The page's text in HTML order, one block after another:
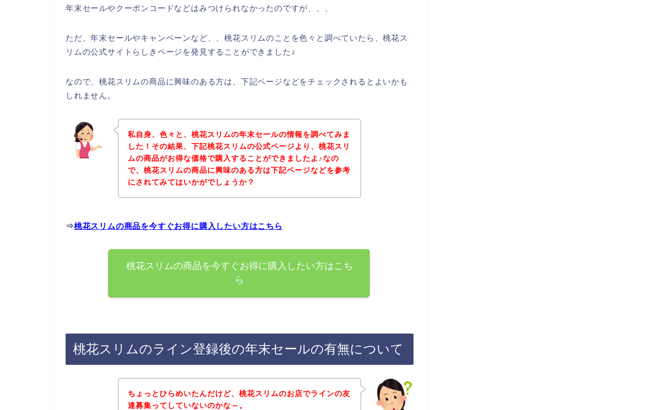
年末セールやクーポンコードなどはみつけられなかったのですが、、、
ただ、年末セールやキャンペーンなど、、桃花スリムのことを色々と調べていたら、桃花ス
リムの公式サイトらしきページを発見することができました♪
なので、桃花スリムの商品に興味のある方は、下記ページなどをチェックされるとよいかも
しれません。
私自身、色々と、桃花スリムの年末セールの情報を調べてみま
した！その結果、下記桃花スリムの公式ページより、桃花スリ
ムの商品がお得な価格で購入することができましたよ♪なの
で、桃花スリムの商品に興味のある方は下記ページなどを参考
にされてみてはいかがでしょうか？
⇒桃花スリムの商品を今すぐお得に購入したい方はこちら
桃花スリムの商品を今すぐお得に購入したい方はこち
ら
桃花スリムのライン登録後の年末セールの有無について
ちょっとひらめいたんだけど、桃花スリムのお店でラインの友
達募集ってしていないのかな～。